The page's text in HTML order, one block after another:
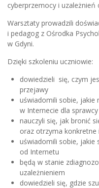
cyberprzemocy i uzależnień
Warsztaty prowadzili
i pedagog z Ośrodka
w Gdyni.
Dzięki szkoleniu uczniowie:
dowiedzieli się, czym
przejawy
uświadomili sobie, jakie
w Internecie dla
nauczyli się, jak bronić
oraz otrzyma
uświadomili sobie, jakie
od Internetu
będą w stanie
uzależnieniem
dowiedzieli się, gdzie